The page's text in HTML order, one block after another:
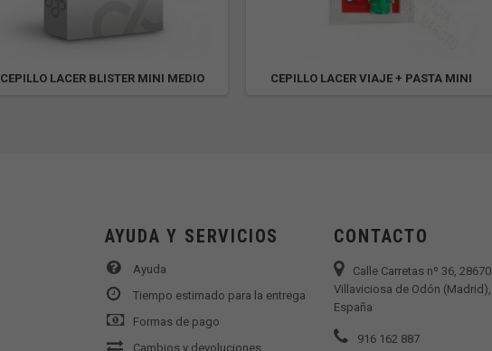
CEPILLO LACER BLISTER MINI MEDIO CEPILLO LACER VIAJE + PASTA MINI
AYUDA Y SERVICIOS
Ayuda
Tiempo estimado para la entrega
Formas de pago
Cambios y devoluciones
CONTACTO
Calle Carretas nº 36, 28670
Villaviciosa de Odón (Madrid),
España
916 162 887